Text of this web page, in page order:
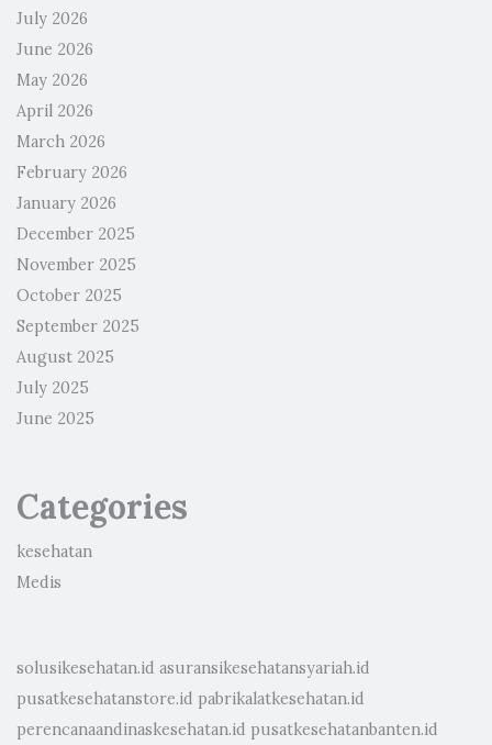
July 2026
June 2026
May 2026
April 2026
March 2026
February 2026
January 2026
December 2025
November 2025
October 2025
September 2025
August 2025
July 2025
June 2025
Categories
kesehatan
Medis
solusikesehatan.id asuransikesehatansyariah.id
pusatkesehatanstore.id pabrikalatkesehatan.id
perencanaandinaskesehatan.id pusatkesehatanbanten.id